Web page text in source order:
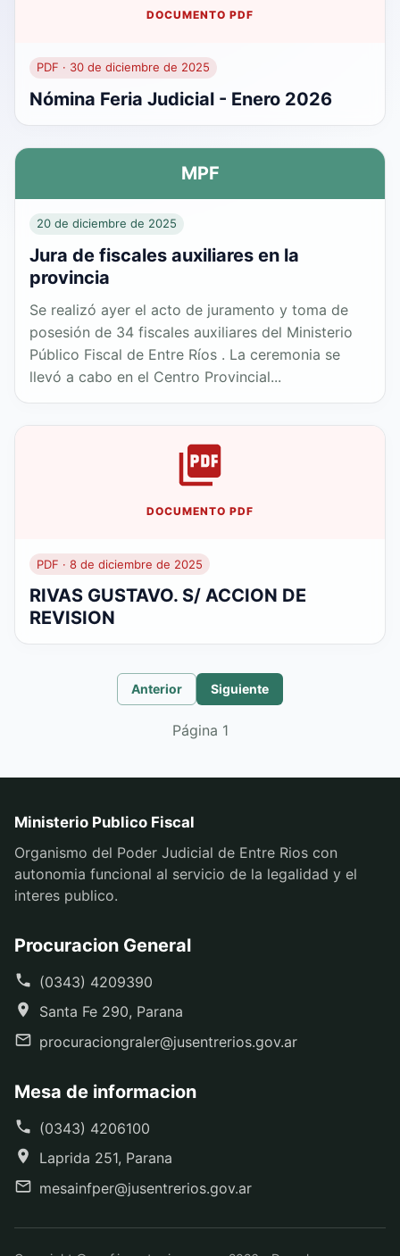
DOCUMENTO PDF
PDF · 30 de diciembre de 2025
Nómina Feria Judicial - Enero 2026
MPF
20 de diciembre de 2025
Jura de fiscales auxiliares en la
provincia
Se realizó ayer el acto de juramento y toma de
posesión de 34 fiscales auxiliares del Ministerio
Público Fiscal de Entre Ríos . La ceremonia se
llevó a cabo en el Centro Provincial...
DOCUMENTO PDF
PDF · 8 de diciembre de 2025
RIVAS GUSTAVO. S/ ACCION DE
REVISION
Anterior Siguiente
Página 1
Ministerio Publico Fiscal
Organismo del Poder Judicial de Entre Rios con
autonomia funcional al servicio de la legalidad y el
interes publico.
Procuracion General
(0343) 4209390
Santa Fe 290, Parana
procuraciongraler@jusentrerios.gov.ar
Mesa de informacion
(0343) 4206100
Laprida 251, Parana
mesainfper@jusentrerios.gov.ar